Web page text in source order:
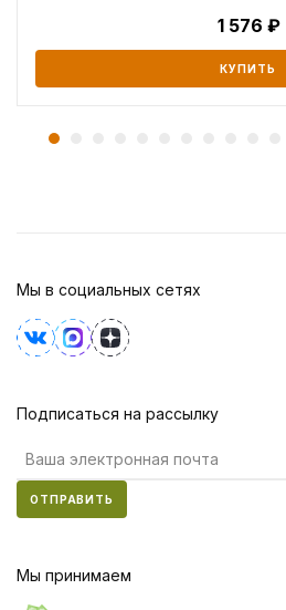
1 576
КУПИТЬ
Мы в социальных сетях
Подписаться на рассылку
ОТПРАВИТЬ
Мы принимаем